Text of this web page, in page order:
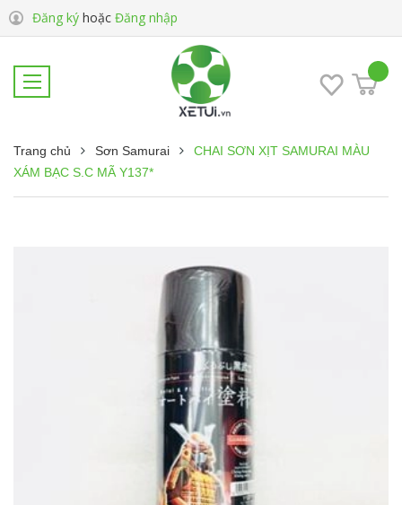
Đăng ký hoặc Đăng nhập
Trang chủ Sơn Samurai
CHAI SƠN XỊT SAMURAI MÀU
XÁM BẠC S.C MÃ Y137*